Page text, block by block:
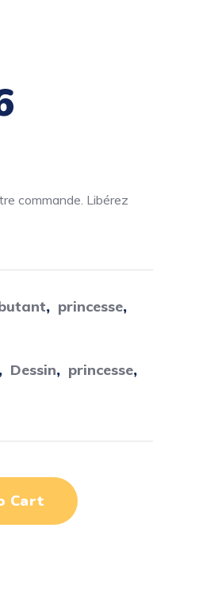
commande. Libérez
, princesse,
Dessin, princesse,
Cart